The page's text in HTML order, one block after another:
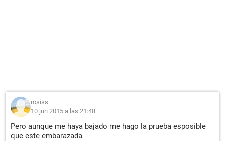
rosiss
10 jun 2015 a las 21:48
Pero aunque me haya bajado me hago la prueba esposible
que este embarazada